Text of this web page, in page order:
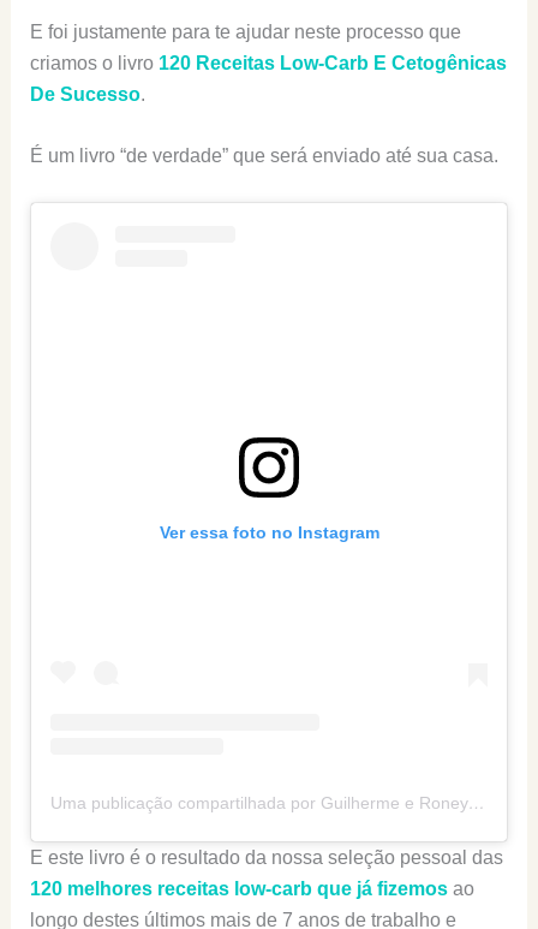
E foi justamente para te ajudar neste processo que
criamos o livro 120 Receitas Low-Carb E Cetogênicas
De Sucesso.
É um livro “de verdade” que será enviado até sua casa.
Ver essa foto no Instagram
Uma publicação compartilhada por Guilherme e Roney (@senhortanquinho)
E este livro é o resultado da nossa seleção pessoal das
120 melhores receitas low-carb que já fizemosao
longo destes últimos mais de 7 anos de trabalho e